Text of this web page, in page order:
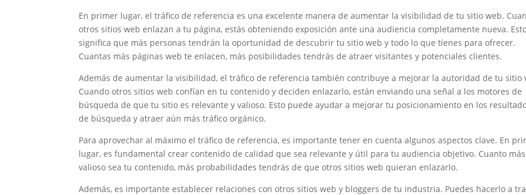
En primer lugar, el tráfico de referencia es una excelente manera de aumentar la visibilidad de tu sitio web.
otros sitios web enlazan a tu página, estás obteniendo exposición ante una audiencia completamente nueva.
significa que más personas tendrán la oportunidad de descubrir tu sitio web y todo lo que tienes para ofrecer.
Cuantas más páginas web te enlacen, más posibilidades tendrás de atraer visitantes y potenciales clientes.
Además de aumentar la visibilidad, el tráfico de referencia también contribuye a mejorar la autoridad de tu sitio
Cuando otros sitios web confían en tu contenido y deciden enlazarlo, están enviando una señal a los motores de
búsqueda de que tu sitio es relevante y valioso. Esto puede ayudar a mejorar tu posicionamiento en los
de búsqueda y atraer aún más tráfico orgánico.
Para aprovechar al máximo el tráfico de referencia, es importante tener en cuenta algunos aspectos clave. En
lugar, es fundamental crear contenido de calidad que sea relevante y útil para tu audiencia objetivo. Cuanto más
valioso sea tu contenido, más probabilidades tendrás de que otros sitios web quieran enlazarlo.
Además, es importante establecer relaciones con otros sitios web y bloggers de tu industria. Puedes hacerlo a